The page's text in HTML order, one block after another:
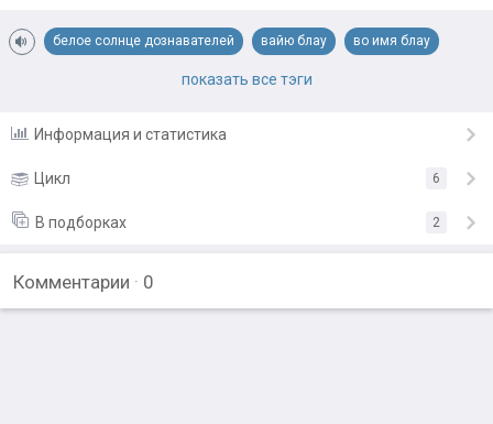
"Последняя из рода Блау" (Грозовая охота), а также Белому
По главе 24 5 тома и заявке № 50 "Записки о Мирии"
белое солнце дознавателей вайю блау во имя блау
последняя из рода блау
показать все тэги
Информация и статистика
Цикл 6
В подборках 2
Комментарии · 0